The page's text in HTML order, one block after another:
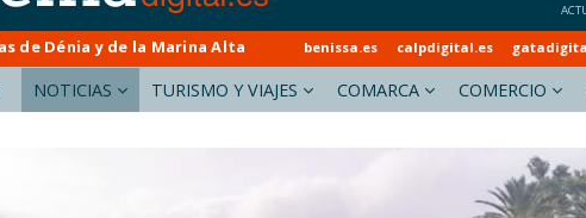
de Dénia y de la Marina Alta benissa.es calpdigital.es
NOTICIAS TURISMO Y VIAJES COMARCA COMERCIO